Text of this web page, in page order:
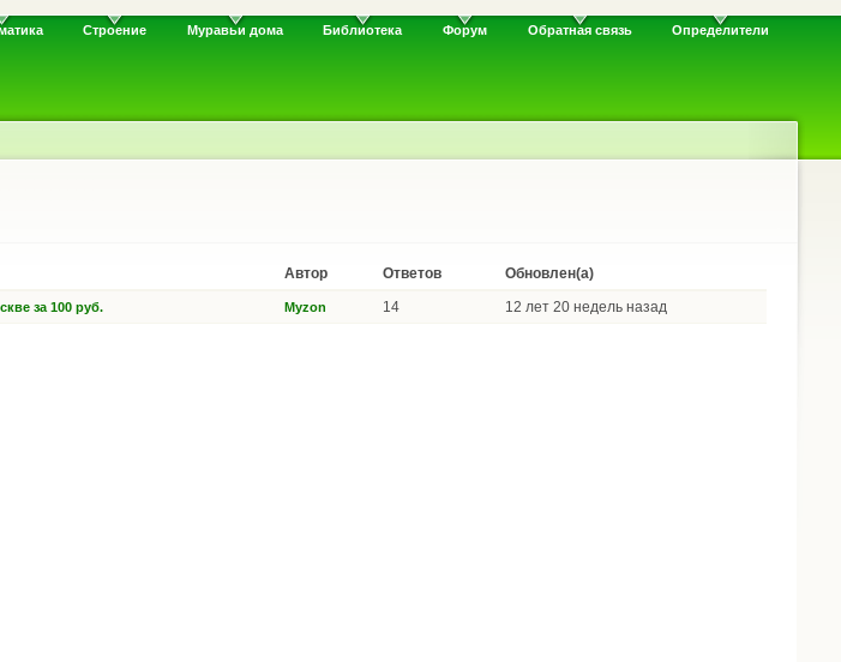
Строение Муравьи дома Библиотека Форум Обратная связь Определители
Автор Ответов
Обновлен(а)
за 100 руб. Myzon 14 12 лет 20 недель назад